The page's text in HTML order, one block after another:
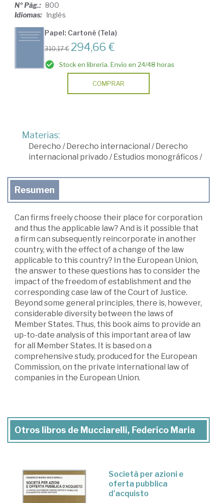
Nº Pág.: 800
Idiomas: Inglés
Papel: Cartoné (Tela)
310,17 € 294,66 €
Stock en librería. Envío en 24/48 horas
COMPRAR
Materias:
Derecho /Derecho internacional /Derecho
internacional privado /Estudios monográficos/
Resumen
Can firms freely choose their place for corporation
and thus the applicable law? And is it possible that
a firm can subsequently reincorporate in another
country, with the effect of a change of the law
applicable to this country? In the European Union,
the answer to these questions has to consider the
impact of the freedom of establishment and the
corresponding case law of the Court of Justice.
Beyond some general principles, there is, however,
considerable diversity between the laws of
Member States. Thus, this book aims to provide an
up-to-date analysis of this important area of law
for all Member States. It is based on a
comprehensive study, produced for the European
Commission, on the private international law of
companies in the European Union.
Otros libros de Mucciarelli, Federico Maria
Società per azioni e
oferta pubblica
d'acquisto